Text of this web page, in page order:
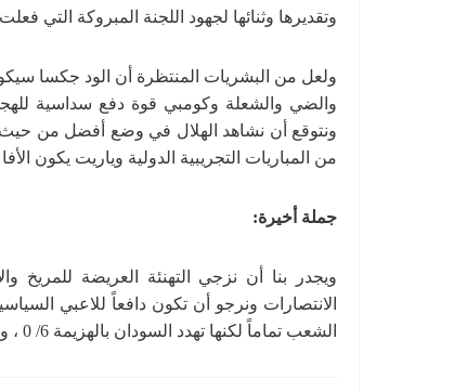
وتقديرها وثنائها لجهود اللجنة المبروكة التي
ولعل من البشريات المنتظرة أن الود جكسا
والضي والشعلة وكومبي قوة دفع سداسية
ونتوقع أن نشاهد الهلال في وضع أفضل من حيث
من المباريات التجريبية الدولية وياريت يكون
جملة أخيرة:
ويجدر بنا أن نزجي التهنئة العريضة للمريخ
الانتصارات ونرجو أن تكون دافعاً للاعبي
الشعب تماماً لكنها تهدد السودان بالهزيمة 6/ 0 ، وعندها لن تجدي الكونفدرالية السياسية ولا المحاور الخلفية.